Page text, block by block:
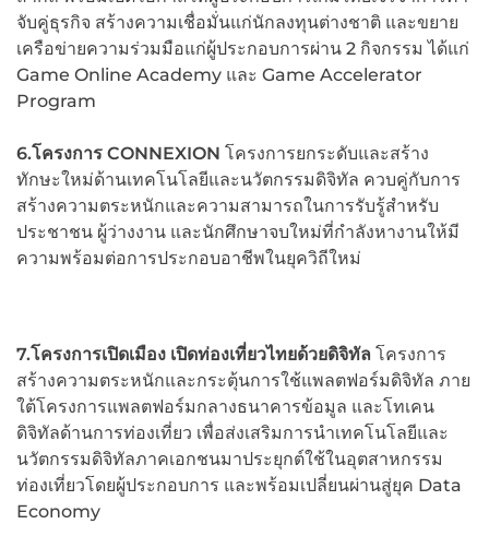
จับคู่ธุรกิจ สร้างความเชื่อมั่นแก่นักลงทุนต่างชาติ และขยาย
เครือข่ายความร่วมมือแก่ผู้ประกอบการผ่าน 2 กิจกรรม ได้แก่
Game Online Academy และ Game Accelerator
Program
6.โครงการ CONNEXION โครงการยกระดับและสร้าง
ทักษะใหม่ด้านเทคโนโลยีและนวัตกรรมดิจิทัล ควบคู่กับการ
สร้างความตระหนักและความสามารถในการรับรู้สำหรับ
ประชาชน ผู้ว่างงาน และนักศึกษาจบใหม่ที่กำลังหางานให้มี
ความพร้อมต่อการประกอบอาชีพในยุควิถีใหม่
7.โครงการเปิดเมือง เปิดท่องเที่ยวไทยด้วยดิจิทัล โครงการ
สร้างความตระหนักและกระตุ้นการใช้แพลตฟอร์มดิจิทัล ภาย
ใต้โครงการแพลตฟอร์มกลางธนาคารข้อมูล และโทเคน
ดิจิทัลด้านการท่องเที่ยว เพื่อส่งเสริมการนำเทคโนโลยีและ
นวัตกรรมดิจิทัลภาคเอกชนมาประยุกต์ใช้ในอุตสาหกรรม
ท่องเที่ยวโดยผู้ประกอบการ และพร้อมเปลี่ยนผ่านสู่ยุค Data
Economy